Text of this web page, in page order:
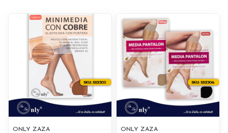
ONLY ZAZA ONLY ZAZA